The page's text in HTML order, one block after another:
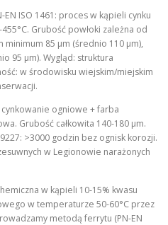
ISO 1461: proces w kąpieli cynku
Grubość powłoki zależna od
minimum 85 µm (średnio 110 µm),
95 µm). Wygląd: struktura
w środowisku wiejskim/miejskim
cynkowanie ogniowe + farba
Grubość całkowita 140-180 µm.
>3000 godzin bez ognisk korozji.
w Legionowie narażonych
w kąpieli 10-15% kwasu
w temperaturze 50-60°C przez
metodą ferrytu (PN-EN